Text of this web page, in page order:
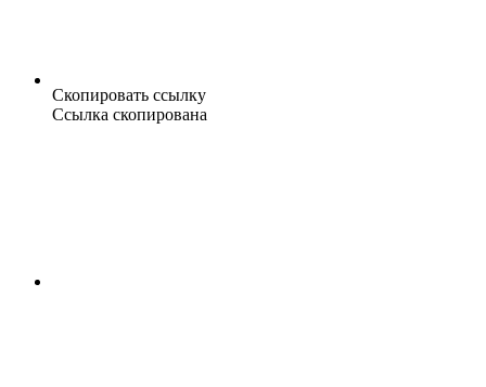
Скопировать ссылку
Ссылка скопирована